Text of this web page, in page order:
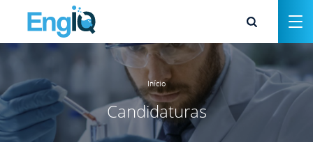
Início
Candidaturas